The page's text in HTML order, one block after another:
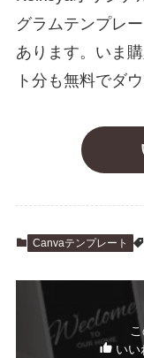
グラムテンプレ
あります。いま
ト分も無料でダ
Canvaテンプレート
いい